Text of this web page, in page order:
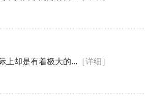
上却是有着极大的... ［详细］